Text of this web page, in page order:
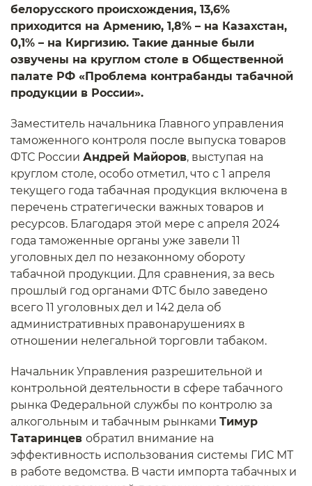
белорусского происхождения, 13,6%
приходится на Армению, 1,8% – на Казахстан,
0,1% – на Киргизию. Такие данные были
озвучены на круглом столе в Общественной
палате РФ «Проблема контрабанды табачной
продукции в России».
Заместитель начальника Главного управления
таможенного контроля после выпуска товаров
ФТС России Андрей Майоров, выступая на
круглом столе, особо отметил, что с 1 апреля
текущего года табачная продукция включена в
перечень стратегически важных товаров и
ресурсов. Благодаря этой мере с апреля 2024
года таможенные органы уже завели 11
уголовных дел по незаконному обороту
табачной продукции. Для сравнения, за весь
прошлый год органами ФТС было заведено
всего 11 уголовных дел и 142 дела об
административных правонарушениях в
отношении нелегальной торговли табаком.
Начальник Управления разрешительной и
контрольной деятельности в сфере табачного
рынка Федеральной службы по контролю за
алкогольным и табачным рынками Тимур
Татаринцев обратил внимание на
эффективность использования системы ГИС МТ
в работе ведомства. В части импорта табачных и